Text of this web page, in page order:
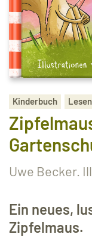
Kinderbuch
Uwe Becker.
Ein neues,
Zipfelmaus.